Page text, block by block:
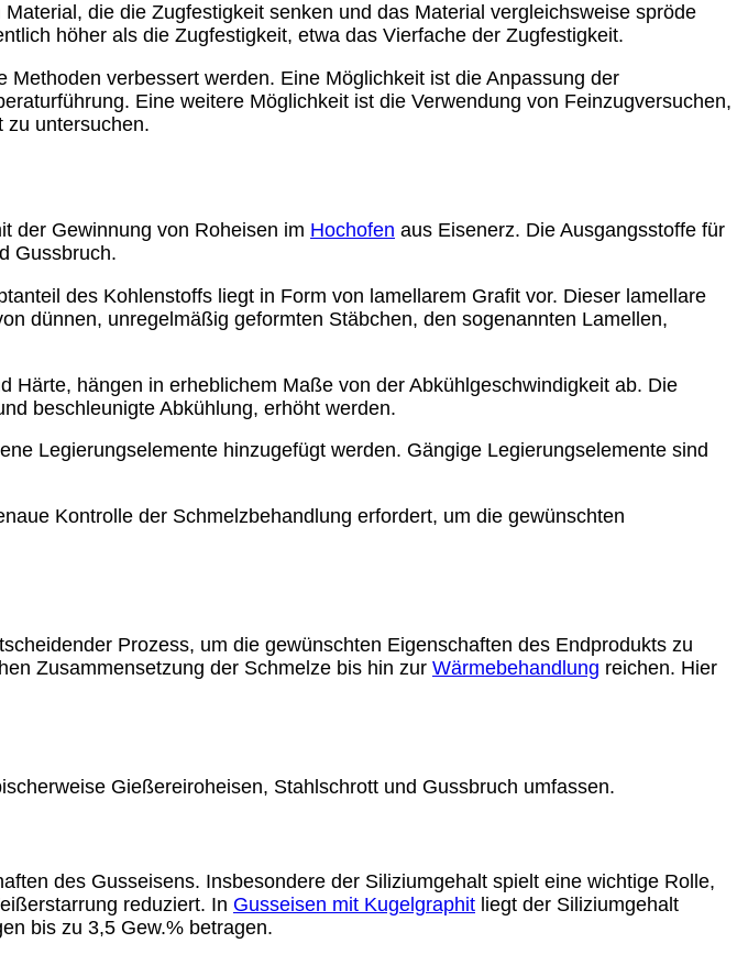
die die Zugfestigkeit senken und das Material vergleichsweise spröde
höher als die Zugfestigkeit, etwa das Vierfache der Zugfestigkeit.
verbessert werden. Eine Möglichkeit ist die Anpassung der
Eine weitere Möglichkeit ist die Verwendung von Feinzugversuchen,
zu untersuchen.
der Gewinnung von Roheisen im Hochofen aus Eisenerz. Die Ausgangsstoffe für
Gussbruch.
des Kohlenstoffs liegt in Form von lamellarem Grafit vor. Dieser lamellare
dünnen, unregelmäßig geformten Stäbchen, den sogenannten Lamellen,
hängen in erheblichem Maße von der Abkühlgeschwindigkeit ab. Die
beschleunigte Abkühlung, erhöht werden.
Legierungselemente hinzugefügt werden. Gängige Legierungselemente sind
Kontrolle der Schmelzbehandlung erfordert, um die gewünschten
Prozess, um die gewünschten Eigenschaften des Endprodukts zu
Zusammensetzung der Schmelze bis hin zur Wärmebehandlung reichen. Hier
Gießereiroheisen, Stahlschrott und Gussbruch umfassen.
des Gusseisens. Insbesondere der Siliziumgehalt spielt eine wichtige Rolle,
reduziert. In Gusseisen mit Kugelgraphit liegt der Siliziumgehalt
bis zu 3,5 Gew.% betragen.